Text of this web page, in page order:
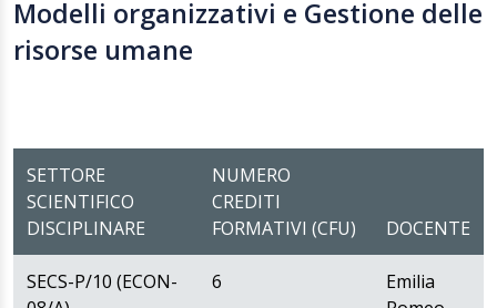
Modelli organizzativi e Gestione delle
risorse umane
SETTORE
SCIENTIFICO
DISCIPLINARE
NUMERO
CREDITI
FORMATIVI (CFU)
DOCENTE
SECS-P/10 (ECON-
6
Emilia